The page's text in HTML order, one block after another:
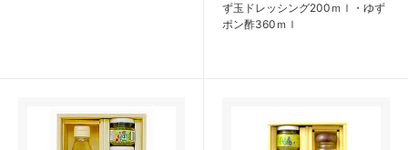
ず玉ドレッシング200ｍｌ・ゆず
ポン酢360ｍｌ